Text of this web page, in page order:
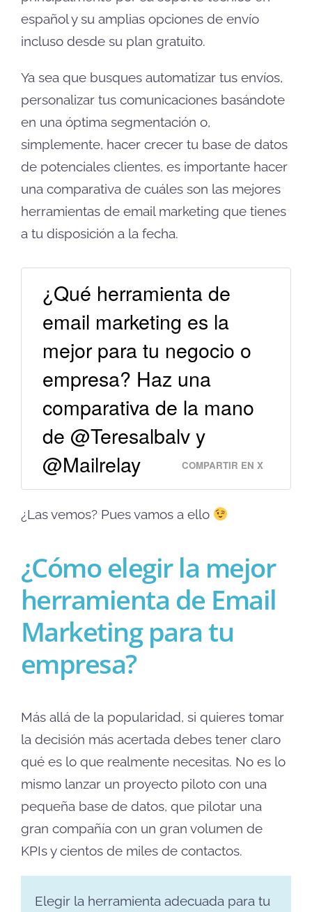
español y su amplias opciones de envío
incluso desde su plan gratuito.
Ya sea que busques automatizar tus envíos,
personalizar tus comunicaciones basándote
en una óptima segmentación o,
simplemente, hacer crecer tu base de datos
de potenciales clientes, es importante hacer
una comparativa de cuáles son las mejores
herramientas de email marketing que tienes
a tu disposición a la fecha.
¿Qué herramienta de
email marketing es la
mejor para tu negocio o
empresa? Haz una
comparativa de la mano
de @Teresalbalv y
@Mailrelay
COMPARTIR EN X
¿Las vemos? Pues vamos a ello
¿Cómo elegir la mejor
herramienta de Email
Marketing para tu
empresa?
Más allá de la popularidad, si quieres tomar
la decisión más acertada debes tener claro
qué es lo que realmente necesitas. No es lo
mismo lanzar un proyecto piloto con una
pequeña base de datos, que pilotar una
gran compañía con un gran volumen de
KPIs y cientos de miles de contactos.
Elegir la herramienta adecuada para tu